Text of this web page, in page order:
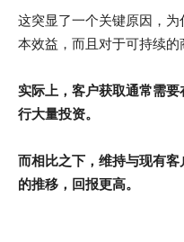
这突显了一个关键原因，
本效益，而且对于可持续的
实际上，客户获取通常需
行大量投资。
而相比之下，维持与现有
的推移，回报更高。